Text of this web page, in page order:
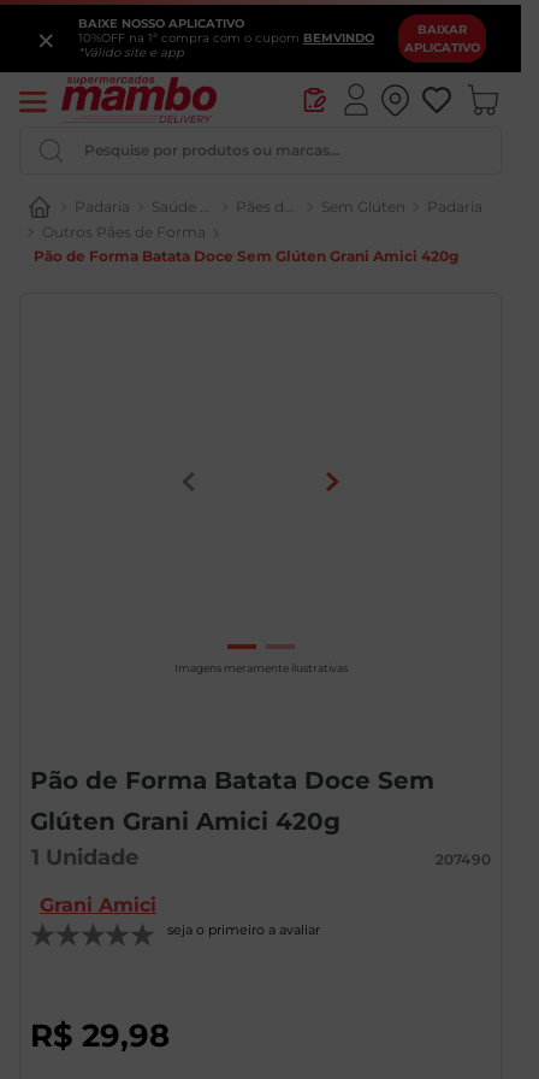
BAIXE NOSSO APLICATIVO
10%OFF na 1ª compra com o cupom BEMVINDO
*Válido site e app
BAIXAR
APLICATIVO
×
Pesquise por produtos ou marcas...
Padaria Saúde e Bem-Estar Pães de Forma Sem Glúten
Padaria
Outros Pães de Forma
Pão de Forma Batata Doce Sem Glúten Grani Amici 420g
Imagens meramente ilustrativas
Pão de Forma Batata Doce Sem
Glúten Grani Amici 420g
1 Unidade 207490
Grani Amici
seja o primeiro a avaliar
R$ 29,98
Iogurte